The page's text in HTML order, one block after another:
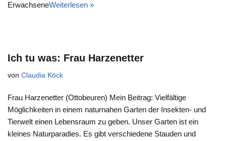
ErwachseneWeiterlesen »
Ich tu was: Frau Harzenetter
von Claudia Köck
Frau Harzenetter (Ottobeuren) Mein Beitrag: Vielfältige
Möglichkeiten in einem naturnahen Garten der Insekten- und
Tierwelt einen Lebensraum zu geben. Unser Garten ist ein
kleines Naturparadies. Es gibt verschiedene Stauden und